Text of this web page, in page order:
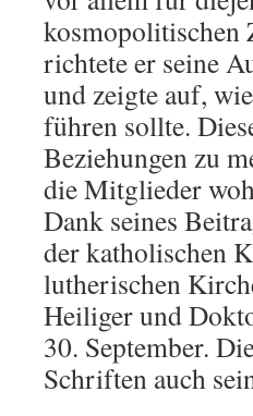
kosmopolitischen
richtete er seine
und zeigte auf,
führen sollte.
Beziehungen zu
die Mitglieder
Dank seines
der katholischen
lutherischen
Heiliger und
30. September.
Schriften auch